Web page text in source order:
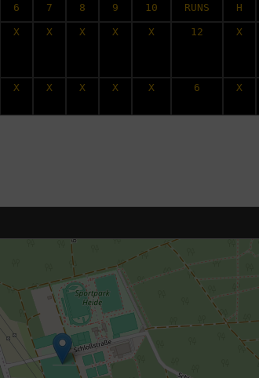
6 7 8 9 10 RUNS H
X X X X X 12 X
X X X X X 6 X